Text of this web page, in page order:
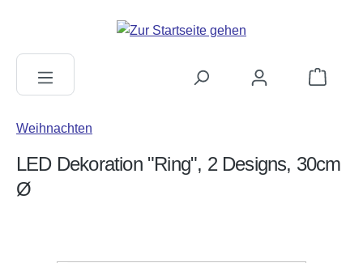
Weihnachten
LED Dekoration "Ring", 2 Designs, 30cm
Ø